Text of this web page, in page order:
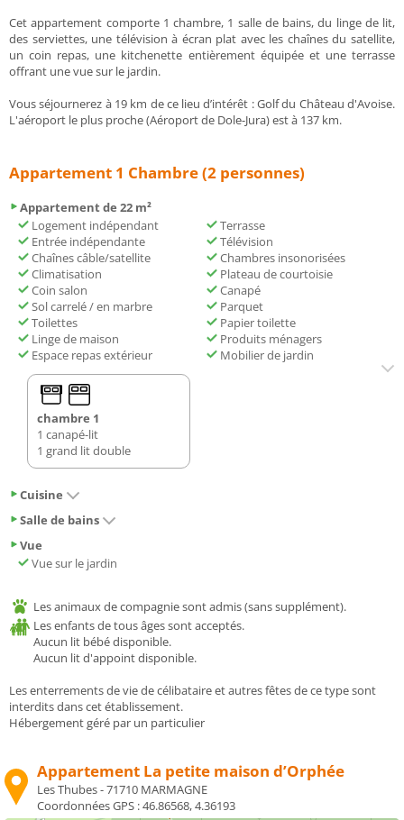
Cet appartement comporte 1 chambre, 1 salle de bains, du linge de lit,
des serviettes, une télévision à écran plat avec les chaînes du satellite,
un coin repas, une kitchenette entièrement équipée et une terrasse
offrant une vue sur le jardin.
Vous séjournerez à 19 km de ce lieu d’intérêt : Golf du Château d'Avoise.
L'aéroport le plus proche (Aéroport de Dole-Jura) est à 137 km.
Appartement 1 Chambre (2 personnes)
Appartement de 22 m²
Logement indépendant
Terrasse
Entrée indépendante
Télévision
Chaînes câble/satellite
Chambres insonorisées
Climatisation
Plateau de courtoisie
Coin salon
Canapé
Sol carrelé / en marbre
Parquet
Toilettes
Papier toilette
Linge de maison
Produits ménagers
Espace repas extérieur
Mobilier de jardin
chambre 1
1 canapé-lit
1 grand lit double
Cuisine
Salle de bains
Vue
Vue sur le jardin
Les animaux de compagnie sont admis (sans supplément).
Les enfants de tous âges sont acceptés.
Aucun lit bébé disponible.
Aucun lit d'appoint disponible.
Les enterrements de vie de célibataire et autres fêtes de ce type sont
interdits dans cet établissement.
Hébergement géré par un particulier
Appartement La petite maison d’Orphée
Les Thubes - 71710 MARMAGNE
Coordonnées GPS :46.86568, 4.36193